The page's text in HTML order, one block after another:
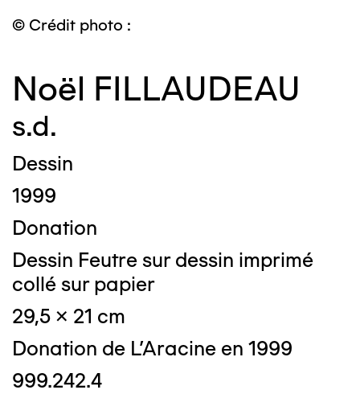
© Crédit photo :
Noël FILLAUDEAU
s.d.
Dessin
1999
Donation
Dessin Feutre sur dessin imprimé
collé sur papier
29,5 x 21 cm
Donation de L'Aracine en 1999
999.242.4